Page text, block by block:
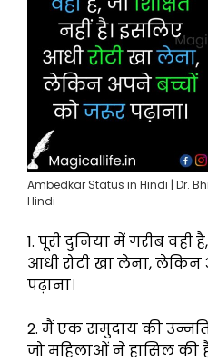
Ambedkar Status in Hindi | Dr.
Hindi
1. पूरी दुनिया में गरीब वही
आधी रोटी खा लेना,
पढ़ाना।
2. मैं एक समुदाय की उन्नति
जो महिलाओं ने हासिल की